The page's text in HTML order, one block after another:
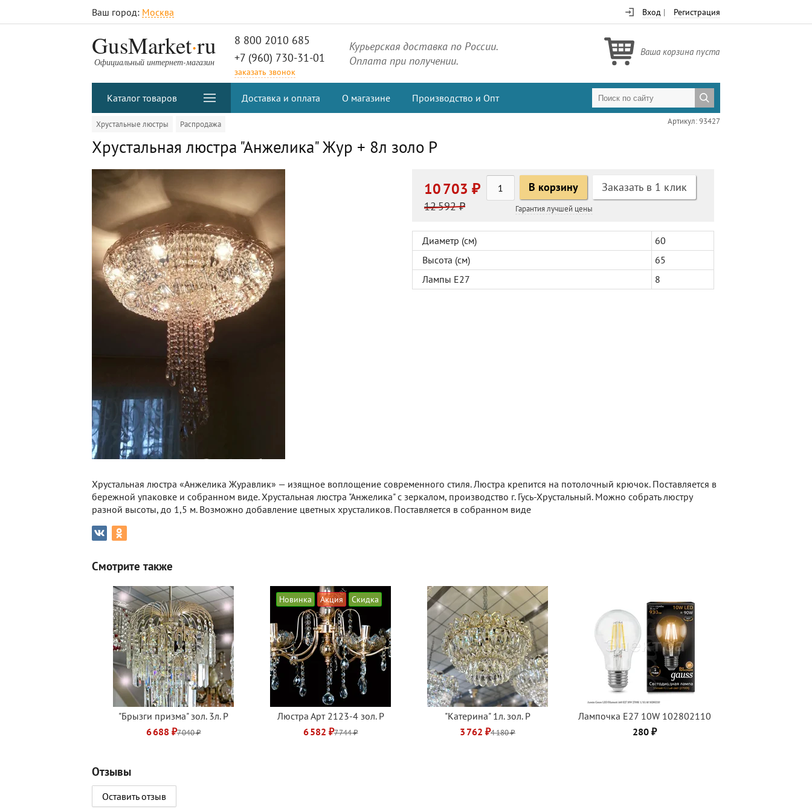
Ваш город: Москва Вход | Регистрация
GusMarket.ru
Официальный интернет-магазин
8 800 2010 685
+7 (960) 730-31-01
заказать звонок
Курьерская доставка по России.
Оплата при получении.
Ваша корзина пуста
Каталог товаров Доставка и оплата О магазине Производство и Опт
Хрустальные люстры Распродажа Артикул: 93427
Хрустальная люстра "Анжелика" Жур + 8л золо Р
10 703 ₽
12 592 ₽
В корзину Заказать в 1 клик
Гарантия лучшей цены
Диаметр (см)
60
Высота (см)
65
Лампы Е27
8
Хрустальная люстра «Анжелика Журавлик» — изящное воплощение современного стиля. Люстра крепится на потолочный крючок. Поставляется в
бережной упаковке и собранном виде. Хрустальная люстра "Анжелика" с зеркалом, производство г. Гусь-Хрустальный. Можно собрать люстру
разной высоты, до 1,5 м. Возможно добавление цветных хрусталиков. Поставляется в собранном виде
Смотрите также
"Брызги призма" зол. 3л. Р
6 688 ₽7 040 ₽
Новинка Акция Скидка
Люстра Арт 2123-4 зол. Р
6 582 ₽7 744 ₽
"Катерина" 1л. зол. Р
3 762 ₽4 180 ₽
Лампочка Е27 10W 102802110
280 ₽
Отзывы
Оставить отзыв